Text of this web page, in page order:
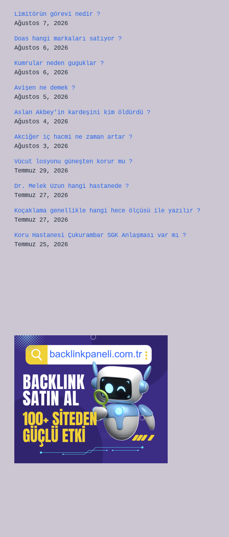
Limitörün görevi nedir ?
Ağustos 7, 2026
Doas hangi markaları satıyor ?
Ağustos 6, 2026
Kumrular neden guguklar ?
Ağustos 6, 2026
Avişen ne demek ?
Ağustos 5, 2026
Aslan Akbey’in kardeşini kim öldürdü ?
Ağustos 4, 2026
Akciğer iç hacmi ne zaman artar ?
Ağustos 3, 2026
Vücut losyonu güneşten korur mu ?
Temmuz 29, 2026
Dr. Melek Uzun hangi hastanede ?
Temmuz 27, 2026
Koçaklama genellikle hangi hece ölçüsü ile yazılır ?
Temmuz 27, 2026
Koru Hastanesi Çukurambar SGK Anlaşması var mı ?
Temmuz 25, 2026